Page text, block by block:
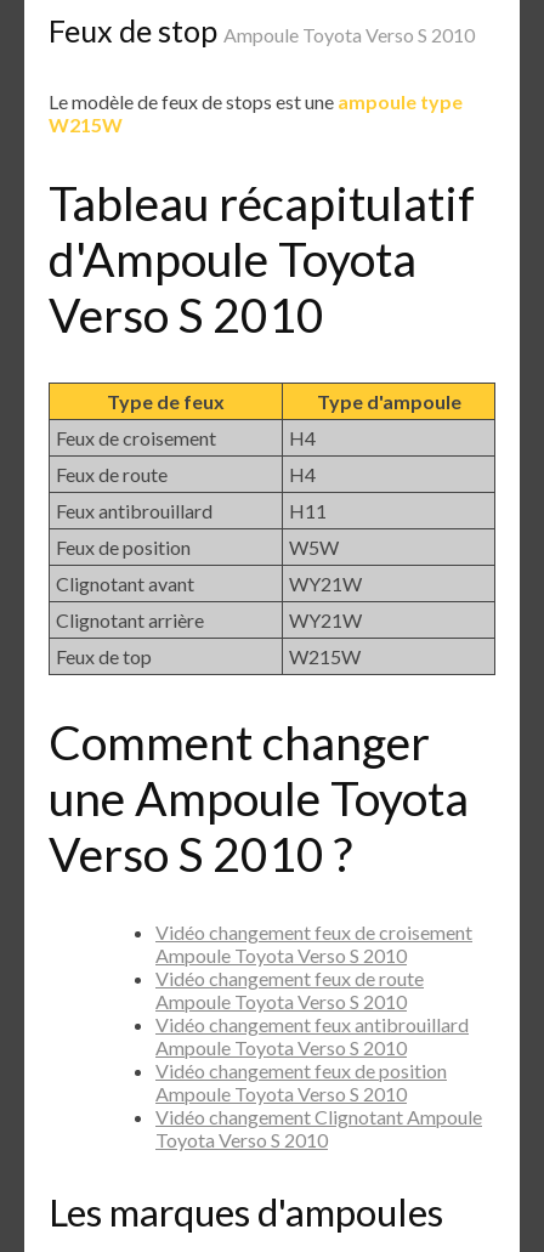
Feux de stop Ampoule Toyota Verso S 2010
Le modèle de feux de stops est une ampoule type
W215W
Tableau récapitulatif
d'Ampoule Toyota
Verso S 2010
Type de feux
Type d'ampoule
Feux de croisement
H4
Feux de route
H4
Feux antibrouillard
H11
Feux de position
W5W
Clignotant avant
WY21W
Clignotant arrière
WY21W
Feux de top
W215W
Comment changer
une Ampoule Toyota
Verso S 2010 ?
Vidéo changement feux de croisement
Ampoule Toyota Verso S 2010
Vidéo changement feux de route
Ampoule Toyota Verso S 2010
Vidéo changement feux antibrouillard
Ampoule Toyota Verso S 2010
Vidéo changement feux de position
Ampoule Toyota Verso S 2010
Vidéo changement Clignotant Ampoule
Toyota Verso S 2010
Les marques d'ampoules